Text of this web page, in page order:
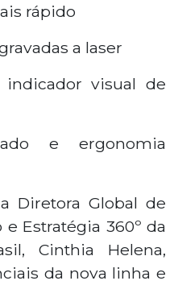
rápido
a laser
visual de
e ergonomia
Diretora Global de
Estratégia 360º da
Cinthia Helena,
da nova linha e